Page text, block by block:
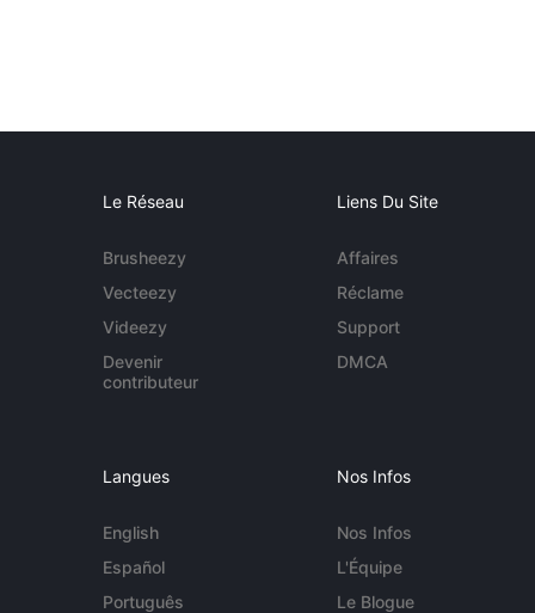
Le Réseau
Brusheezy
Vecteezy
Videezy
Devenir
contributeur
Liens Du Site
Affaires
Réclame
Support
DMCA
Langues
English
Español
Português
Nos Infos
Nos Infos
L'Équipe
Le Blogue